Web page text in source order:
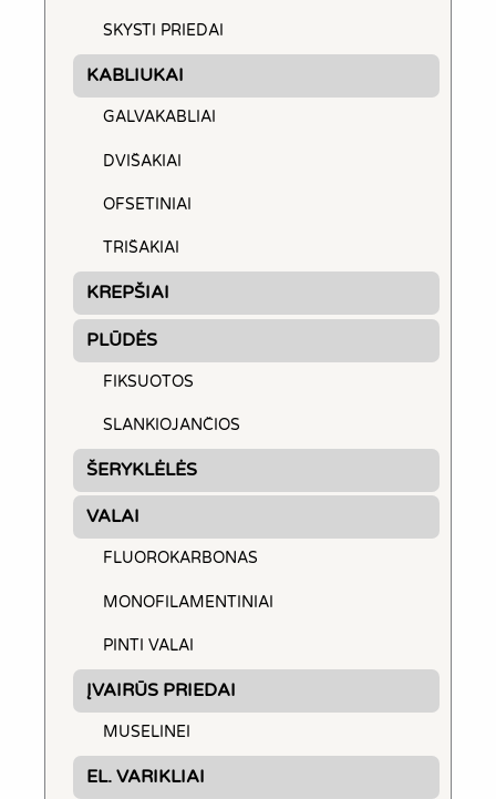
SKYSTI PRIEDAI
KABLIUKAI
GALVAKABLIAI
DVIŠAKIAI
OFSETINIAI
TRIŠAKIAI
KREPŠIAI
PLŪDĖS
FIKSUOTOS
SLANKIOJANČIOS
ŠERYKLĖLĖS
VALAI
FLUOROKARBONAS
MONOFILAMENTINIAI
PINTI VALAI
ĮVAIRŪS PRIEDAI
MUSELINEI
EL. VARIKLIAI